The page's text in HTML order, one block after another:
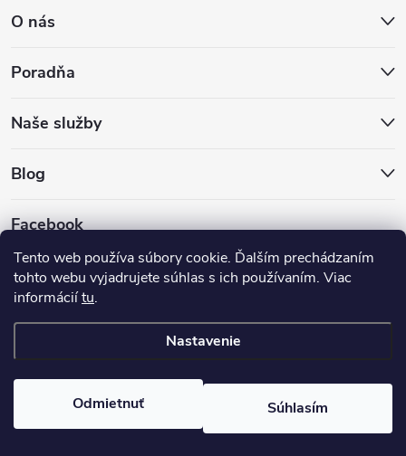
Tento web používa súbory cookie. Ďalším prechádzaním
tohto webu vyjadrujete súhlas s ich používaním. Viac
informáciítu.
Nastavenie
Odmietnuť Súhlasím
O nás
Poradňa
Naše služby
Blog
Facebook
Hokejovekorcule.sk. Všetky práva vyhradené.